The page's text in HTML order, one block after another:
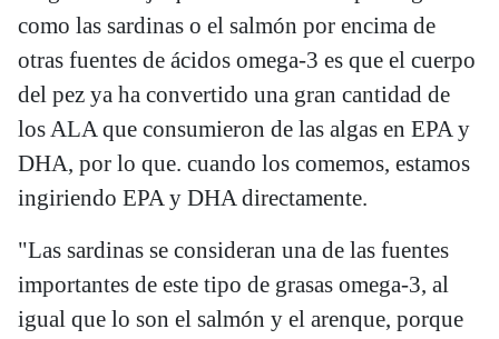
como las sardinas o el salmón por encima de
otras fuentes de ácidos omega-3 es que el cuerpo
del pez ya ha convertido una gran cantidad de
los ALA que consumieron de las algas en EPA y
DHA, por lo que. cuando los comemos, estamos
ingiriendo EPA y DHA directamente.
"Las sardinas se consideran una de las fuentes
importantes de este tipo de grasas omega-3, al
igual que lo son el salmón y el arenque, porque